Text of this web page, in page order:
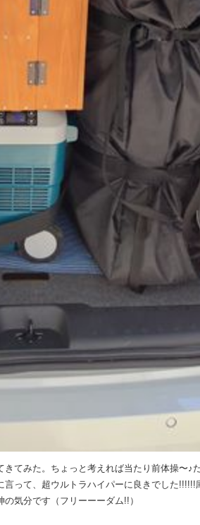
てみた。ちょっと考えれば当たり前体操〜♪
って、超ウルトラハイパーに良きでした
気分です（フリーーーダム!!）